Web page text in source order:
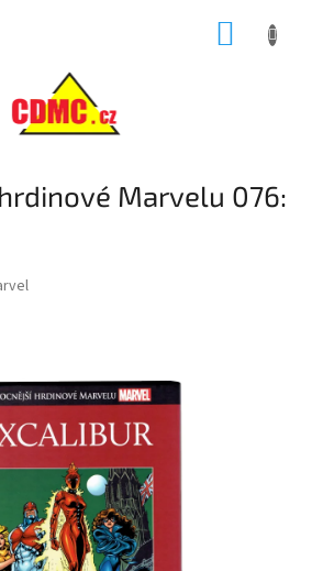
Marvelu 076: